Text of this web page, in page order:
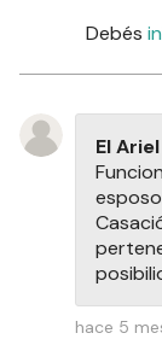
Debés
El Ariel
hace 5